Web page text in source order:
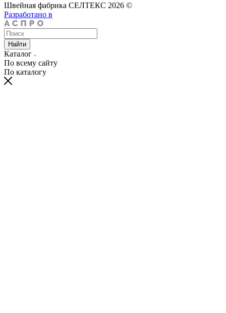
Швейная фабрика СЕЛТЕКС 2026 ©
Разработано в
Найти
Каталог
По всему сайту
По каталогу